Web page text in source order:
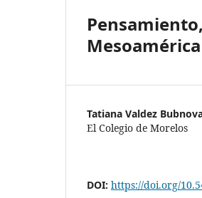
Mesoamérica
Tatiana Valdez
El Colegio de Morelos
DOI: https://doi.org/